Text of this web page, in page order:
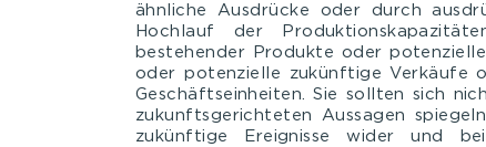
ähnliche Ausdrücke oder durch
Hochlauf der
bestehender Produkte oder
oder potenzielle zukünftige Verkäufe
Geschäftseinheiten. Sie sollten sich
zukunftsgerichteten Aussagen
zukünftige Ereignisse wider und